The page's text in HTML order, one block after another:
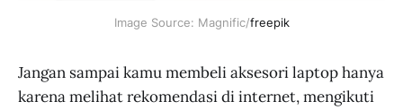
Image Source: Magnific/freepik
Jangan sampai kamu membeli aksesori laptop hanya
karena melihat rekomendasi di internet, mengikuti